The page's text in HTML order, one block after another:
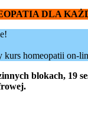
DLA
homeopatii on-
blokach, 19